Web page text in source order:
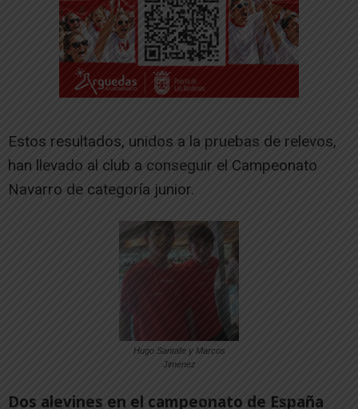
Estos resultados, unidos a la pruebas de relevos,
han llevado al club a conseguir el Campeonato
Navarro de categoría junior.
Hugo Santafe y Marcos
Jimenez
Dos alevines en el campeonato de España